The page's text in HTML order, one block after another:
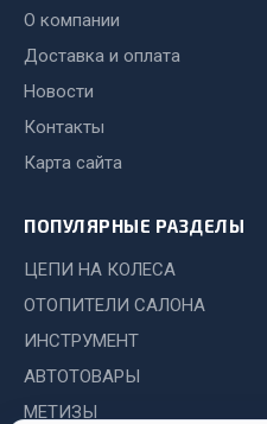
Весь раздел
Автохимия
Agat auto
Aвтосил
Chevron
Cosmo
О компании
Доставка и оплата
Новости
Контакты
Карта сайта
ПОПУЛЯРНЫЕ РАЗДЕЛЫ
ЦЕПИ НА КОЛЕСА
ОТОПИТЕЛИ САЛОНА
ИНСТРУМЕНТ
АВТОТОВАРЫ
МЕТИЗЫ